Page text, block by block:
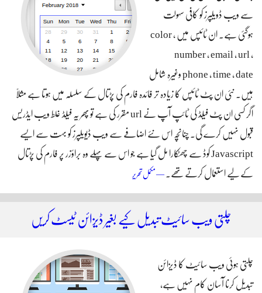
سے ویب ڈویلپرز کو کافی سہولت
ہوگئی ہے۔ ان ٹائپس میں color ,
number , email , url ,
phone , time , date وغیرہ شامل
ہیں۔ نئی ان پٹ ٹائپس کا زیادہ تر فائدہ فارم کی پڑتال کے سلسلہ میں ہوتا ہے مثلاً
اگر کسی ان پٹ فیلڈ کی ٹائپ آپ نے url مقرر کی ہے تو پھر یہ فیلڈ غلط ویب ایڈریس
قبول نہیں کرے گی۔ چنانچہ اس نئے اضافے سے ویب ڈیویلپرز کو بہت سے ایسے
Javascript کوڈ سے چھٹکارا مل گیا ہے جو اس سے پہلے وہ براؤزر پر فارم کی پڑتال
کے لیے استعمال کرتے تھے۔ — مکمل تحریر
ایلیمنٹس
چلتی ویب سائیٹ تبدیل کیے بغیر ڈیزائن ٹیسٹ کریں
چلتی ہوئی ویب سائیٹ کا ڈیزائن
تبدیل کرنا آسان کام نہیں ہے،